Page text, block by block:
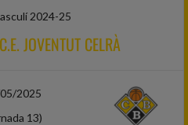
2024-25
JOVENTUT CELRÀ
2025
13)